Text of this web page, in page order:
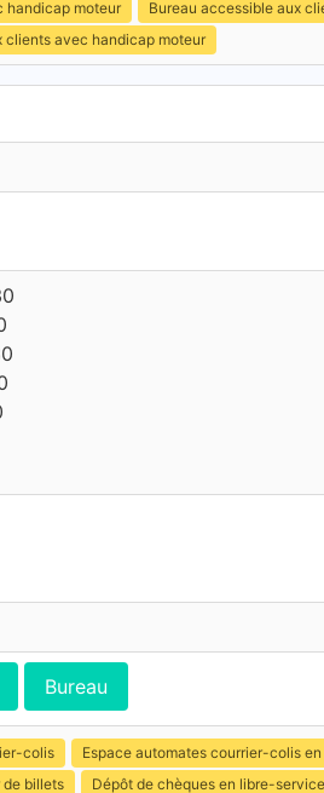
handicap moteur
Bureau accessible aux
clients avec handicap moteur
Bureau
colis Espace automates courrier-colis
de billets Dépôt de chèques en libre-service